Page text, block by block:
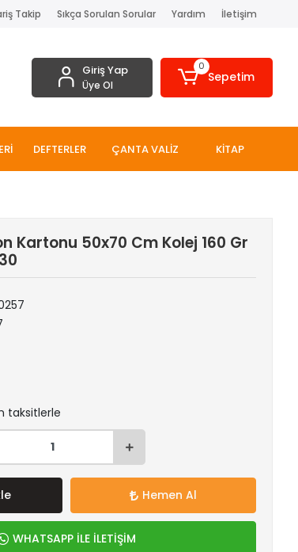
Takip Sıkça Sorulan Sorular Yardım İletişim
Giriş Yap
Üye Ol
0
Sepetim
DEFTERLER ÇANTA VALİZ KİTAP
Kartonu 50x70 Cm Kolej 160 Gr
taksitlerle
Hemen Al
WHATSAPP İLE İLETİŞİM